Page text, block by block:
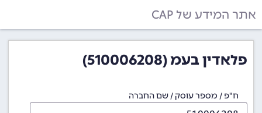
אתר המידע של CAP
פלאדין בעמ (510006208)
ח"פ / מספר עוסק / שם החברה